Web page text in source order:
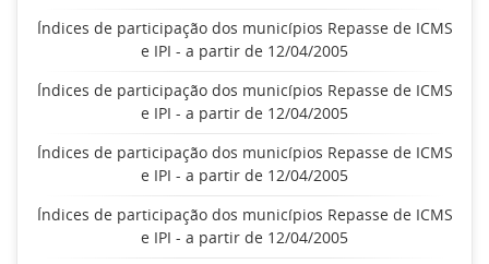
Índices de participação dos municípios Repasse de ICMS
e IPI - a partir de 12/04/2005
Índices de participação dos municípios Repasse de ICMS
e IPI - a partir de 12/04/2005
Índices de participação dos municípios Repasse de ICMS
e IPI - a partir de 12/04/2005
Índices de participação dos municípios Repasse de ICMS
e IPI - a partir de 12/04/2005